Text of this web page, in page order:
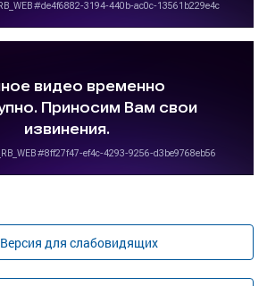
Версия для слабовидящих